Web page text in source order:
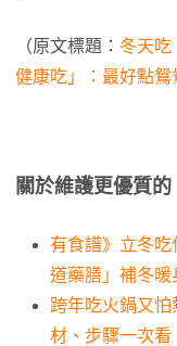
（原文標題： 冬天吃
健康吃」：最好點鴛
關於維護更優質
有食譜》立冬
道藥膳」補冬暖
跨年吃火鍋又
材、步驟一次看